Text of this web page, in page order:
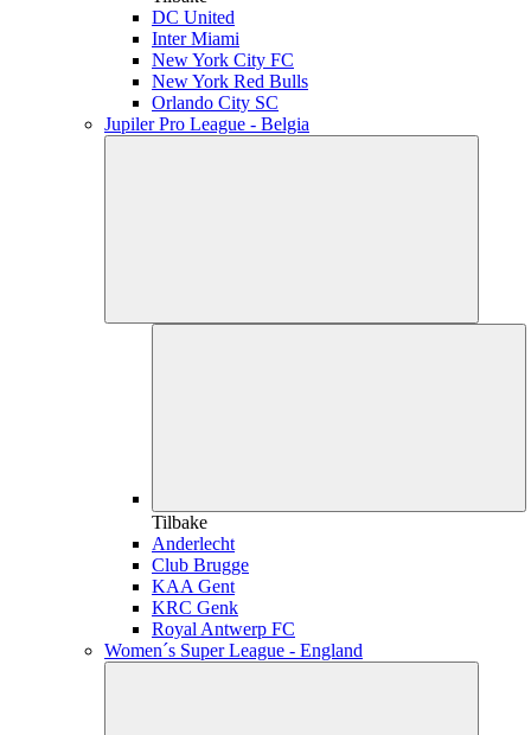
DC United
Inter Miami
New York City FC
New York Red Bulls
Orlando City SC
Jupiler Pro League - Belgia
Tilbake
Anderlecht
Club Brugge
KAA Gent
KRC Genk
Royal Antwerp FC
Women´s Super League - England